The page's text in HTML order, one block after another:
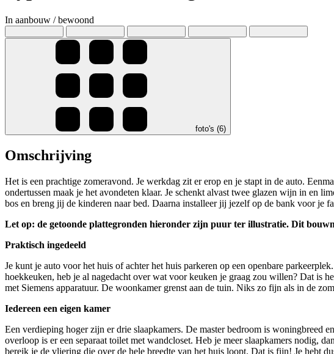
In aanbouw / bewoond
foto's (6)
Omschrijving
Het is een prachtige zomeravond. Je werkdag zit er erop en je stapt in de auto.
ondertussen maak je het avondeten klaar. Je schenkt alvast twee glazen wijn in en
bos en breng jij de kinderen naar bed. Daarna installeer jij jezelf op de bank voor je
Let op: de getoonde plattegronden hieronder zijn puur ter illustratie. Dit
Praktisch ingedeeld
Je kunt je auto voor het huis of achter het huis parkeren op een openbare
hoekkeuken, heb je al nagedacht over wat voor keuken je graag zou willen? Dat is
met Siemens apparatuur. De woonkamer grenst aan de tuin. Niks zo fijn als in de
Iedereen een eigen kamer
Een verdieping hoger zijn er drie slaapkamers. De master bedroom is woningbreed
overloop is er een separaat toilet met wandcloset. Heb je meer slaapkamers nodig,
bereik je de vliering die over de hele breedte van het huis loopt. Dat is fijn! Je hebt